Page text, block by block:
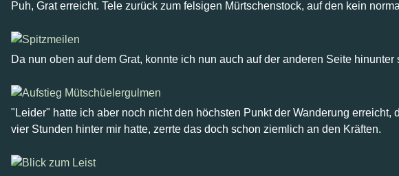
Puh, Grat erreicht. Tele zurück zum felsigen Mürtschenstock, auf den kein
Da nun oben auf dem Grat, konnte ich nun auch auf der anderen Seite
"Leider" hatte ich aber noch nicht den höchsten Punkt der Wanderung
vier Stunden hinter mir hatte, zerrte das doch schon ziemlich an den Kräften.